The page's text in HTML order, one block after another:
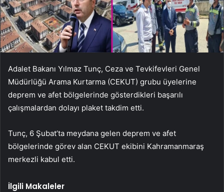
Adalet Bakanı Yılmaz Tunç, Ceza ve Tevkifevleri Genel
Müdürlüğü Arama Kurtarma (CEKUT) grubu üyelerine
deprem ve afet bölgelerinde gösterdikleri başarılı
çalışmalardan dolayı plaket takdim etti.
Tunç, 6 Şubat’ta meydana gelen deprem ve afet
bölgelerinde görev alan CEKUT ekibini Kahramanmaraş
merkezli kabul etti.
İlgili Makaleler